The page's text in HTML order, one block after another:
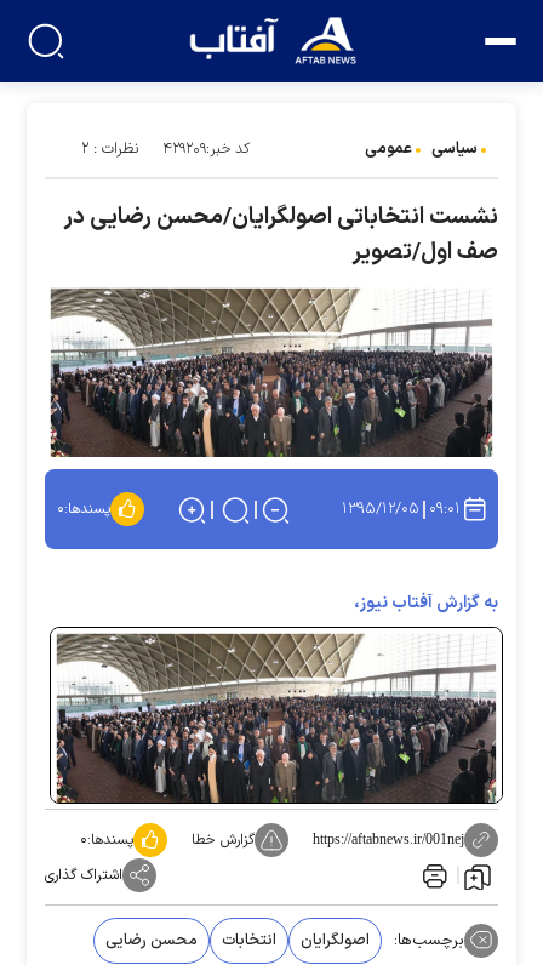
سیاسی عمومی کد خبر:۴۲۹۲۰۹ نظرات : ۲
نشست انتخاباتی اصولگرایان/محسن رضایی در
صف اول/تصویر
۰۹:۰۱ ۱۳۹۵/۱۲/۰۵ پسندها:۰
به گزارش آفتاب نیوز،
https://aftabnews.ir/001nej گزارش خطا پسندها:۰
اشتراک گذاری
برچسب‌ها: اصولگرایان انتخابات محسن رضایی